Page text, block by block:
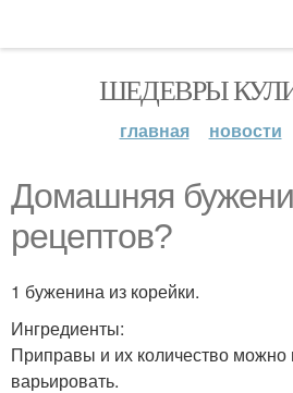
ШЕДЕВРЫ
главная новости
Домашняя
рецептов?
1 буженина из корейки.
Ингредиенты:
Приправы и их количество можно
варьировать.